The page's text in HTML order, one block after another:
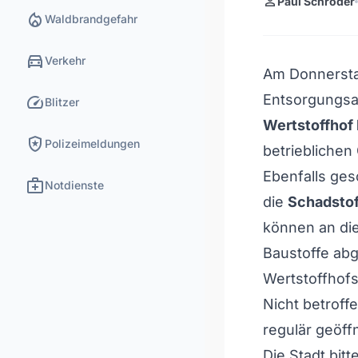
local_fire_department Waldbrandgefahr
directions_carVerkehr
speedBlitzer
local_police Polizeimeldungen
medical_servicesNotdienste
Am
Wertstoffhof
betrieblichen
Ebenfalls
die
können an
Baustoffe
Nicht
regulär